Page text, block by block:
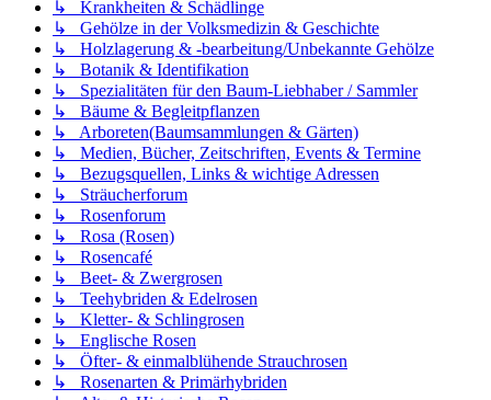
↳ Krankheiten & Schädlinge
↳ Gehölze in der Volksmedizin & Geschichte
↳ Holzlagerung & -bearbeitung/Unbekannte Gehölze
↳ Botanik & Identifikation
↳ Spezialitäten für den Baum-Liebhaber / Sammler
↳ Bäume & Begleitpflanzen
↳ Arboreten(Baumsammlungen & Gärten)
↳ Medien, Bücher, Zeitschriften, Events & Termine
↳ Bezugsquellen, Links & wichtige Adressen
↳ Sträucherforum
↳ Rosenforum
↳ Rosa (Rosen)
↳ Rosencafé
↳ Beet- & Zwergrosen
↳ Teehybriden & Edelrosen
↳ Kletter- & Schlingrosen
↳ Englische Rosen
↳ Öfter- & einmalblühende Strauchrosen
↳ Rosenarten & Primärhybriden